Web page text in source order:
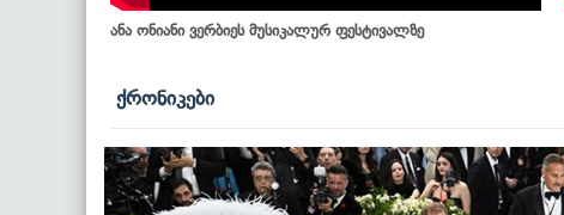
ანა ონიანი ვერბიეს მუსიკალურ ფესტივალზე
ქრონიკები